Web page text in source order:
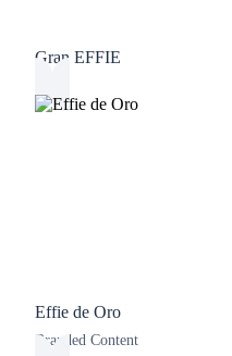
Gran EFFIE
Effie de Oro
Branded Content